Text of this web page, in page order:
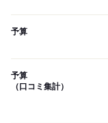
予算
予算
（口コミ集計）